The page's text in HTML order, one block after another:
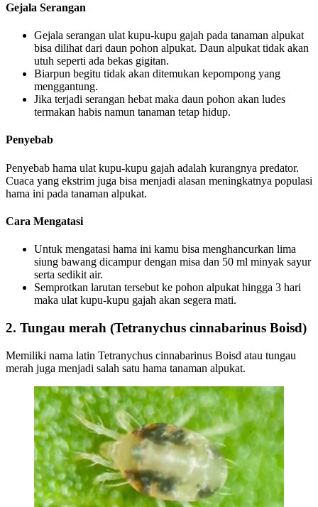
Gejala Serangan
Gejala serangan ulat kupu-kupu gajah pada tanaman alpukat
bisa dilihat dari daun pohon alpukat. Daun alpukat tidak akan
utuh seperti ada bekas gigitan.
Biarpun begitu tidak akan ditemukan kepompong yang
menggantung.
Jika terjadi serangan hebat maka daun pohon akan ludes
termakan habis namun tanaman tetap hidup.
Penyebab
Penyebab hama ulat kupu-kupu gajah adalah kurangnya predator.
Cuaca yang ekstrim juga bisa menjadi alasan meningkatnya populasi
hama ini pada tanaman alpukat.
Cara Mengatasi
Untuk mengatasi hama ini kamu bisa menghancurkan lima
siung bawang dicampur dengan misa dan 50 ml minyak sayur
serta sedikit air.
Semprotkan larutan tersebut ke pohon alpukat hingga 3 hari
maka ulat kupu-kupu gajah akan segera mati.
2. Tungau merah (Tetranychus cinnabarinus Boisd)
Memiliki nama latin Tetranychus cinnabarinus Boisd atau tungau
merah juga menjadi salah satu hama tanaman alpukat.